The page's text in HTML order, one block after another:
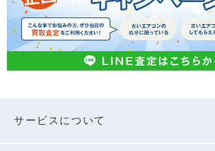
サービスについて